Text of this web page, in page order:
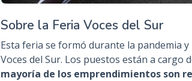
Sobre la Feria Voces del Sur
Esta feria se formó durante la pandemia
Voces del Sur. Los puestos están a cargo
mayoría de los emprendimientos son